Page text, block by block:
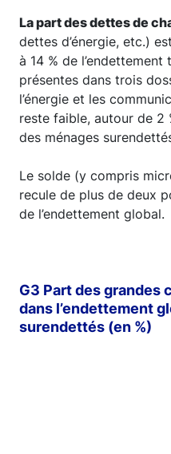
La part des dettes de
dettes d’énergie, etc.)
à 14 % de
présentes dans trois
l’énergie et les
reste faible, autour de 2
des ménages
Le solde (y compris
recule de plus de deux
de l’endettement global.
G3 Part des grandes
dans l’endettement
surendettés (en %)